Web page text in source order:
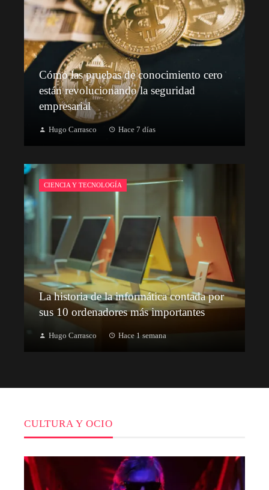
Cómo las pruebas de conocimiento cero
están revolucionando la seguridad
empresarial
Hugo Carrasco Hace 7 días
CIENCIA Y TECNOLOGÍA
La historia de la informática contada por
sus 10 ordenadores más importantes
Hugo Carrasco Hace 1 semana
CULTURA Y OCIO